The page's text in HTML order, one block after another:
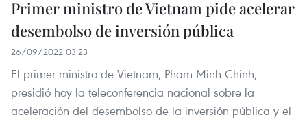
Primer ministro de Vietnam pide acelerar
desembolso de inversión pública
26/09/2022 03:23
El primer ministro de Vietnam, Pham Minh Chinh,
presidió hoy la teleconferencia nacional sobre la
aceleración del desembolso de la inversión pública y el